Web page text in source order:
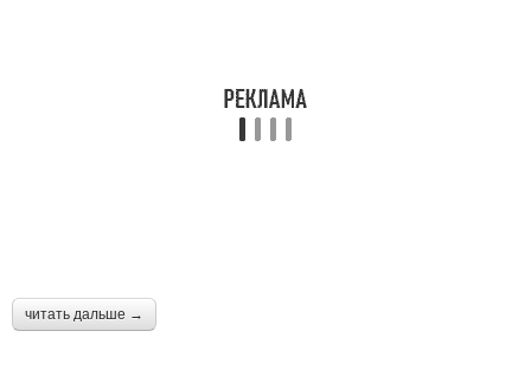
читать дальше →